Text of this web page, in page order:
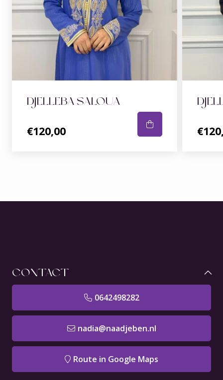
DJELLEBA SALOUA
€120,00
CONTACT
0642498282
nadia@naadjeben.nl
Route in Google Maps